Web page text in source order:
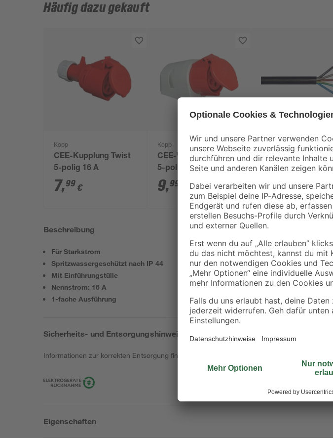
Häufig dazu gekauft
Kopp
CEE-Kupplung Twist
5-polig 16 A
7,99 €
Kopp
CEE-Wandsteckdose
5-polig 16 A
9,99
Schwere
Gummileitung H07
6,99€/ Meter
Beschreibung
Für Starkstrom
Spritzwassergeschützt nach IP 44
Mit Einführungstülle
Nennstrom: 16 A
1-fache Ausführung
Sicherheits- und Entsorgungshinweise
Informationen zur korrekten Entsorgung findest du
Eigenschaften